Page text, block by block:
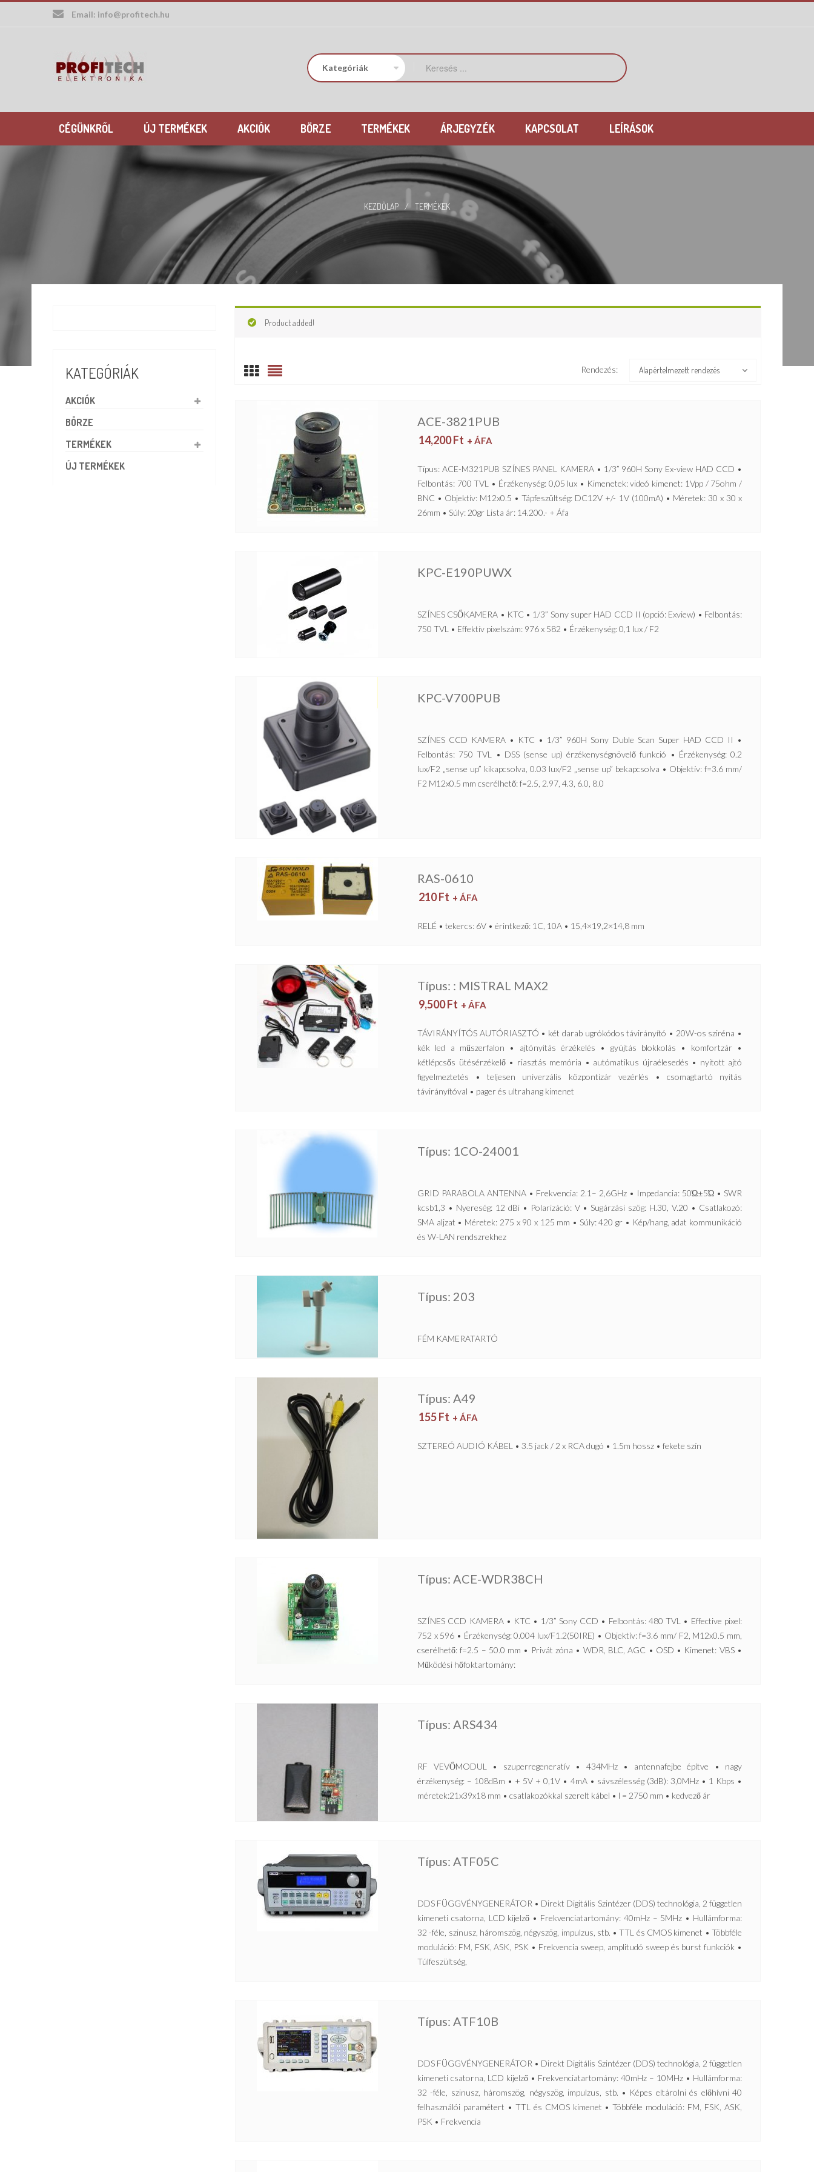
Email: info@profitech.hu
CÉGÜNKRŐL ÚJ TERMÉKEK AKCIÓK BÖRZE TERMÉKEK ÁRJEGYZÉK KAPCSOLAT LEÍRÁSOK
KEZDŐLAP / TERMÉKEK
KATEGÓRIÁK
AKCIÓK
BÖRZE
TERMÉKEK
ÚJ TERMÉKEK
Product added!
Rendezés: Alapértelmezett rendezés
ACE-3821PUB
14,200Ft + ÁFA
Típus: ACE-M321PUB SZÍNES PANEL KAMERA • 1/3” 960H Sony Ex-view HAD CCD •
Felbontás: 700 TVL • Érzékenység: 0,05 lux • Kimenetek: videó kimenet: 1Vpp / 75ohm /
BNC • Objektív: M12x0.5 • Tápfeszültség: DC12V +/- 1V (100mA) • Méretek: 30 x 30 x
26mm • Súly: 20gr Lista ár: 14.200.- + Áfa
KPC-E190PUWX
SZÍNES CSŐKAMERA • KTC • 1/3” Sony super HAD CCD II (opció: Exview) • Felbontás:
750 TVL • Effektív pixelszám: 976 x 582 • Érzékenység: 0,1 lux / F2
KPC-V700PUB
SZÍNES CCD KAMERA • KTC • 1/3” 960H Sony Duble Scan Super HAD CCD II •
Felbontás: 750 TVL • DSS (sense up) érzékenységnövelő funkció • Érzékenység: 0.2
lux/F2 „sense up” kikapcsolva, 0.03 lux/F2 „sense up” bekapcsolva • Objektív: f=3.6 mm/
F2 M12x0.5 mm cserélhető: f=2.5, 2.97, 4.3, 6.0, 8.0
RAS-0610
210Ft + ÁFA
RELÉ • tekercs: 6V • érintkező: 1C, 10A • 15,4×19,2×14,8 mm
Típus: : MISTRAL MAX2
9,500Ft + ÁFA
TÁVIRÁNYÍTÓS AUTÓRIASZTÓ • két darab ugrókódos távirányító • 20W-os sziréna •
kék led a műszerfalon • ajtónyitás érzékelés • gyújtás blokkolás • komfortzár •
kétlépcsős ütésérzékelő • riasztás memória • autómatikus újraélesedés • nyitott ajtó
figyelmeztetés • teljesen univerzális központizár vezérlés • csomagtartó nyitás
távirányítóval • pager és ultrahang kimenet
Típus: 1CO-24001
GRID PARABOLA ANTENNA • Frekvencia: 2.1– 2,6GHz • Impedancia: 50Ώ±5Ώ • SWR
kcsb1,3 • Nyereség: 12 dBi • Polarizáció: V • Sugárzási szög: H.30, V.20 • Csatlakozó:
SMA aljzat • Méretek: 275 x 90 x 125 mm • Súly: 420 gr • Kép/hang, adat kommunikáció
és W-LAN rendszrekhez
Típus: 203
FÉM KAMERATARTÓ
Típus: A49
155Ft + ÁFA
SZTEREÓ AUDIÓ KÁBEL • 3.5 jack / 2 x RCA dugó • 1.5m hossz • fekete szín
Típus: ACE-WDR38CH
SZÍNES CCD KAMERA • KTC • 1/3” Sony CCD • Felbontás: 480 TVL • Effective pixel:
752 x 596 • Érzékenység: 0.004 lux/F1.2(50IRE) • Objektív: f=3.6 mm/ F2, M12x0.5 mm,
cserélhető: f=2.5 – 50.0 mm • Privát zóna • WDR, BLC, AGC • OSD • Kimenet: VBS •
Működési hőfoktartomány:
Típus: ARS434
RF VEVŐMODUL • szuperregeneratív • 434MHz • antennafejbe építve • nagy
érzékenység: – 108dBm • + 5V + 0,1V • 4mA • sávszélesség (3dB): 3,0MHz • 1 Kbps •
méretek:21x39x18 mm • csatlakozókkal szerelt kábel • l = 2750 mm • kedvező ár
Típus: ATF05C
DDS FÜGGVÉNYGENERÁTOR • Direkt Digitális Szintézer (DDS) technológia, 2 független
kimeneti csatorna, LCD kijelző • Frekvenciatartomány: 40mHz – 5MHz • Hullámforma:
32 -féle, szinusz, háromszög, négyszög, impulzus, stb. • TTL és CMOS kimenet • Többféle
moduláció: FM, FSK, ASK, PSK • Frekvencia sweep, amplitudó sweep és burst funkciók •
Túlfeszültség,
Típus: ATF10B
DDS FÜGGVÉNYGENERÁTOR • Direkt Digitális Szintézer (DDS) technológia, 2 független
kimeneti csatorna, LCD kijelző • Frekvenciatartomány: 40mHz – 10MHz • Hullámforma:
32 -féle, szinusz, háromszög, négyszög, impulzus, stb. • Képes eltárolni és előhívni 40
felhasználói paramétert • TTL és CMOS kimenet • Többféle moduláció: FM, FSK, ASK,
PSK • Frekvencia